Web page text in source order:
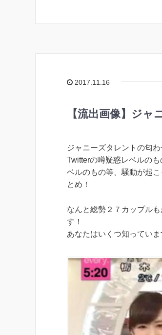
2017.11.16
【流出画像】ジ
ジャニーズタレントの匂わ
Twitterの噂疑惑レベルの
ベルのもの等、騒動が起
とめ！
なんと総勢２７カップル
す！
あなたはいくつ知っていま